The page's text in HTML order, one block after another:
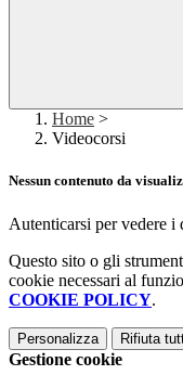
Home >
Videocorsi
Nessun contenuto da
Autenticarsi per vedere i
Questo sito o gli
cookie necessari al
COOKIE POLICY.
Personalizza Rifiuta
Gestione cookie